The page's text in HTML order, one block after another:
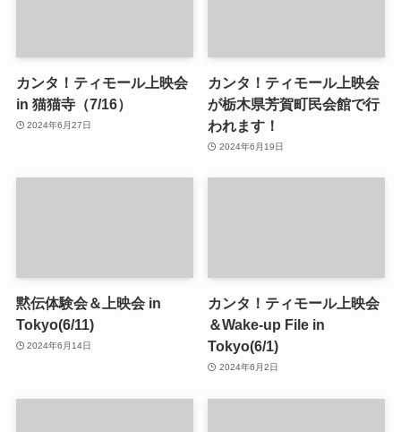
カンタ！ティモール上映会
in 猫猫寺（7/16）
2024年6月27日
カンタ！ティモール上映会
が栃木県芳賀町民会館で行
われます！
2024年6月19日
黙伝体験会＆上映会 in
Tokyo(6/11)
2024年6月14日
カンタ！ティモール上映会
＆Wake-up File in
Tokyo(6/1)
2024年6月2日